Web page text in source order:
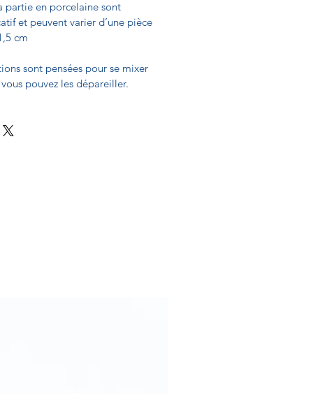
partie en porcelaine sont
et peuvent varier d’une pièce
cm
sont pensées pour se mixer
pouvez les dépareiller.